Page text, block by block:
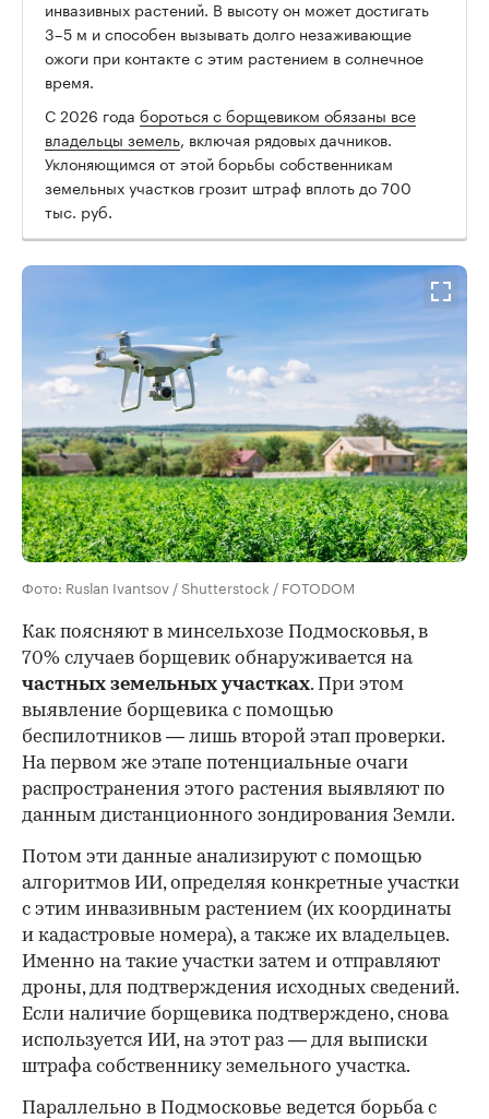
00:00
инвазивных растений. В высоту он может достигать
3–5 м и способен вызывать долго незаживающие
ожоги при контакте с этим растением в солнечное
время.
С 2026 года бороться с борщевиком обязаны все
владельцы земель, включая рядовых дачников.
Уклоняющимся от этой борьбы собственникам
земельных участков грозит штраф вплоть до 700
тыс. руб.
Фото: Ruslan Ivantsov / Shutterstock / FOTODOM
Как поясняют в минсельхозе Подмосковья, в
70% случаев борщевик обнаруживается на
частных земельных участках. При этом
выявление борщевика с помощью
беспилотников — лишь второй этап проверки.
На первом же этапе потенциальные очаги
распространения этого растения выявляют по
данным дистанционного зондирования Земли.
Потом эти данные анализируют с помощью
алгоритмов ИИ, определяя конкретные участки
с этим инвазивным растением (их координаты
и кадастровые номера), а также их владельцев.
Именно на такие участки затем и отправляют
дроны, для подтверждения исходных сведений.
Если наличие борщевика подтверждено, снова
используется ИИ, на этот раз — для выписки
штрафа собственнику земельного участка.
Параллельно в Подмосковье ведется борьба с